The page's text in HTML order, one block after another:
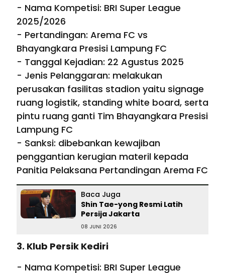
- Nama Kompetisi: BRI Super League
2025/2026
- Pertandingan: Arema FC vs
Bhayangkara Presisi Lampung FC
- Tanggal Kejadian: 22 Agustus 2025
- Jenis Pelanggaran: melakukan
perusakan fasilitas stadion yaitu signage
ruang logistik, standing white board, serta
pintu ruang ganti Tim Bhayangkara Presisi
Lampung FC
- Sanksi: dibebankan kewajiban
penggantian kerugian materil kepada
Panitia Pelaksana Pertandingan Arema FC
Baca Juga
Shin Tae-yong Resmi Latih
Persija Jakarta
08 JUNI 2026
3. Klub Persik Kediri
- Nama Kompetisi: BRI Super League